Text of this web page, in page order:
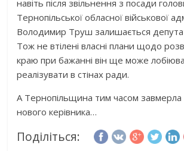
навіть після звільнення з посади
Тернопільської обласної військової
Володимир Труш залишається
Тож не втілені власні плани щодо
краю при бажанні він ще може
реалізувати в стінах ради.
А Тернопільщина тим часом завмерла
нового керівника…
Поділіться: